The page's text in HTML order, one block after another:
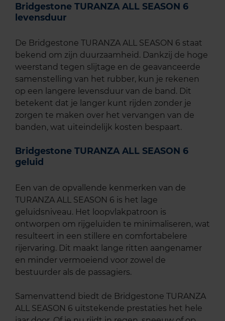
Bridgestone TURANZA ALL SEASON 6
levensduur
De Bridgestone TURANZA ALL SEASON 6 staat
bekend om zijn duurzaamheid. Dankzij de hoge
weerstand tegen slijtage en de geavanceerde
samenstelling van het rubber, kun je rekenen
op een langere levensduur van de band. Dit
betekent dat je langer kunt rijden zonder je
zorgen te maken over het vervangen van de
banden, wat uiteindelijk kosten bespaart.
Bridgestone TURANZA ALL SEASON 6
geluid
Een van de opvallende kenmerken van de
TURANZA ALL SEASON 6 is het lage
geluidsniveau. Het loopvlakpatroon is
ontworpen om rijgeluiden te minimaliseren, wat
resulteert in een stillere en comfortabelere
rijervaring. Dit maakt lange ritten aangenamer
en minder vermoeiend voor zowel de
bestuurder als de passagiers.
Samenvattend biedt de Bridgestone TURANZA
ALL SEASON 6 uitstekende prestaties het hele